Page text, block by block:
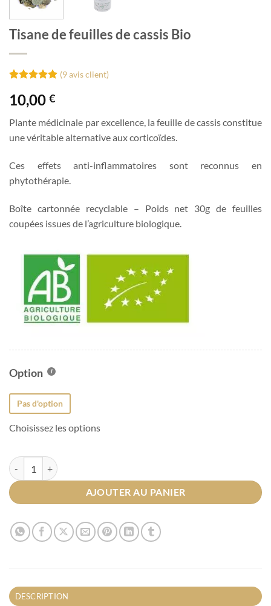
Tisane de feuilles de cassis Bio
5 basé sur
notations
client
(9avis client)
10,00 €
Plante médicinale par excellence, la feuille de cassis constitue
une véritable alternative aux corticoïdes.
Ces effets anti-inflammatoires sont reconnus en
phytothérapie.
Boîte cartonnée recyclable – Poids net 30g de feuilles
coupées issues de l’agriculture biologique.
Option
Pas d'option
Choisissez les options
quantité de Tisane de feuilles de cassis Bio
AJOUTER AU PANIER
DESCRIPTION